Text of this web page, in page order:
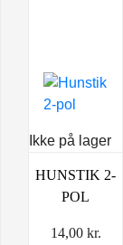
Ikke på lager
HUNSTIK 2-
POL
14,00 kr.